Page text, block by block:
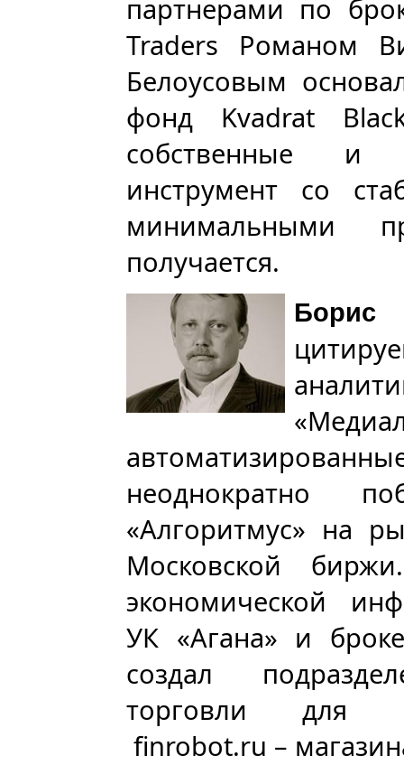
партнерами по
Traders Романом
Белоусовым
фонд Kvadrat
собственные и
инструмент со
минимальными
получается.
Борис
неоднократно
«Алгоритмус» на
Московской
экономической
УК «Агана» и
создал
торговли для
finrobot.ru –